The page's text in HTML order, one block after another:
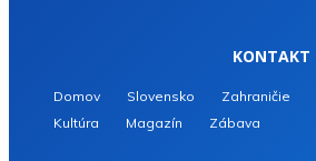
KONTAKT
Domov Slovensko Zahraničie
Kultúra
Magazín Zábava